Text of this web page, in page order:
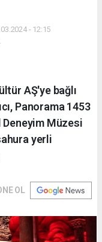
- 12:15
AŞ'ye bağlı
Panorama 1453
Müzesi
yerli
OL